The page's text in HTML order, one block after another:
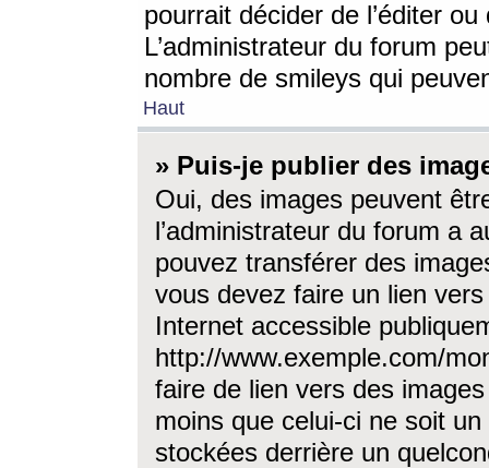
pourrait décider de l’éditer
L’administrateur du forum
nombre de smileys qui
Haut
» Puis-je publier des
Oui, des images peuvent
l’administrateur du forum a
pouvez transférer des
vous devez faire un lien
Internet accessible
http://www.exemple.com/
faire de lien vers des
moins que celui-ci ne soit
stockées derrière un